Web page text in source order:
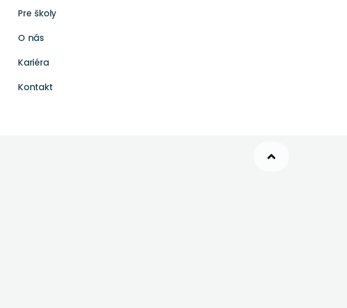
Pre školy
O nás
Kariéra
Kontakt